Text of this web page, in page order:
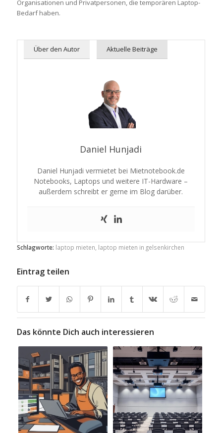
Organisationen und Privatpersonen, die temporären Laptop-
Bedarf haben.
Über den Autor Aktuelle Beiträge
Daniel Hunjadi
Daniel Hunjadi vermietet bei Mietnotebook.de
Notebooks, Laptops und weitere IT-Hardware –
außerdem schreibt er gerne im Blog darüber.
Schlagworte: laptop mieten laptop mieten in gelsenkirchen
Eintrag teilen
Das könnte Dich auch interessieren